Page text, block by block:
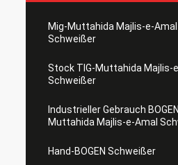
Mig-Muttahida Majlis-e-Amal
Schweißer
Stock TIG-Muttahida Majlis-
Schweißer
Industrieller Gebrauch
Muttahida Majlis-e-Amal
Hand-BOGEN Schweißer